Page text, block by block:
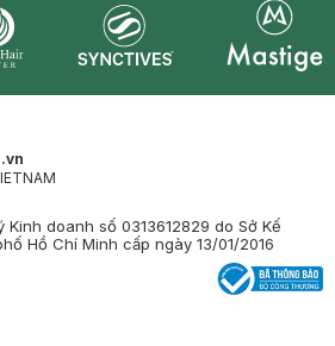
doanh số 0313612829 do Sở Kế
Hồ Chí Minh cấp ngày 13/01/2016